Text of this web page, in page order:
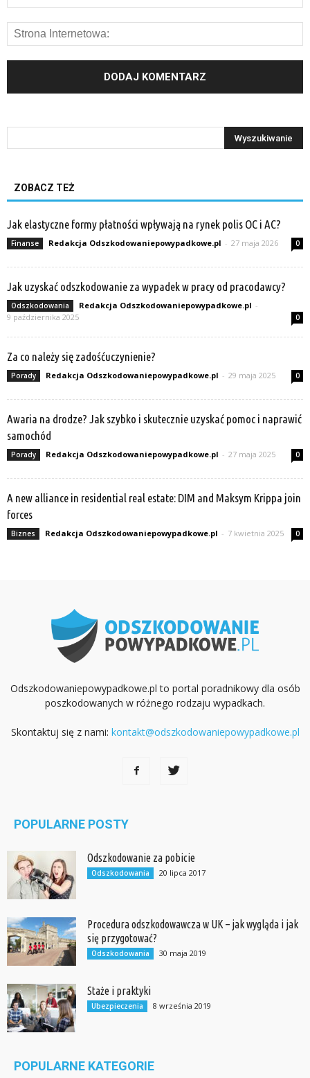
ZOBACZ TEŻ
Jak elastyczne formy płatności wpływają na rynek polis OC i AC?
Finanse Redakcja Odszkodowaniepowypadkowe.pl - 27 maja 2026 0
Jak uzyskać odszkodowanie za wypadek w pracy od pracodawcy?
Odszkodowania Redakcja Odszkodowaniepowypadkowe.pl -
9 października 2025
0
Za co należy się zadośćuczynienie?
Porady Redakcja Odszkodowaniepowypadkowe.pl - 29 maja 2025 0
Awaria na drodze? Jak szybko i skutecznie uzyskać pomoc i naprawić
samochód
Porady Redakcja Odszkodowaniepowypadkowe.pl - 27 maja 2025 0
A new alliance in residential real estate: DIM and Maksym Krippa join
forces
Biznes Redakcja Odszkodowaniepowypadkowe.pl - 7 kwietnia 2025 0
Odszkodowaniepowypadkowe.pl to portal poradnikowy dla osób
poszkodowanych w różnego rodzaju wypadkach.
Skontaktuj się z nami: kontakt@odszkodowaniepowypadkowe.pl
POPULARNE POSTY
Odszkodowanie za pobicie
Odszkodowania 20 lipca 2017
Procedura odszkodowawcza w UK – jak wygląda i jak
się przygotować?
Odszkodowania 30 maja 2019
Staże i praktyki
Ubezpieczenia 8 września 2019
POPULARNE KATEGORIE